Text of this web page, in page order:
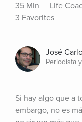
35 Min
Life
3 Favorites
José
Periodista
Si hay algo que a
embargo, no es